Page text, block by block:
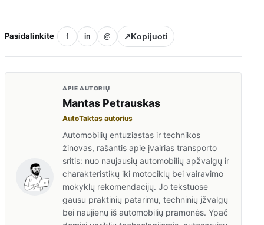
Pasidalinkite f in @ ↗Kopijuoti
APIE AUTORIŲ
Mantas Petrauskas
AutoTaktas autorius
Automobilių entuziastas ir technikos
žinovas, rašantis apie įvairias transporto
sritis: nuo naujausių automobilių apžvalgų ir
charakteristikų iki motociklų bei vairavimo
mokyklų rekomendacijų. Jo tekstuose
gausu praktinių patarimų, techninių įžvalgų
bei naujienų iš automobilių pramonės. Ypač